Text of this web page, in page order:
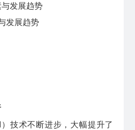
发展趋势
发展趋势
技术不断进步，大幅提升了